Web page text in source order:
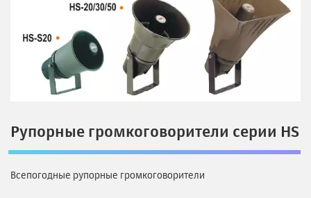
Рупорные громкоговорители серии HS
Всепогодные рупорные громкоговорители